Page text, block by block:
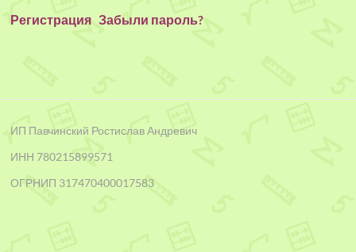
Регистрация Забыли пароль?
ИП Павчинский Ростислав Андревич
ИНН 780215899571
ОГРНИП 317470400017583